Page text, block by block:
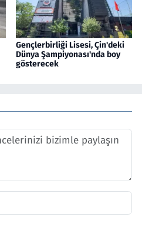
Gençlerbirliği Lisesi, Çin'deki
Dünya Şampiyonası'nda boy
gösterecek